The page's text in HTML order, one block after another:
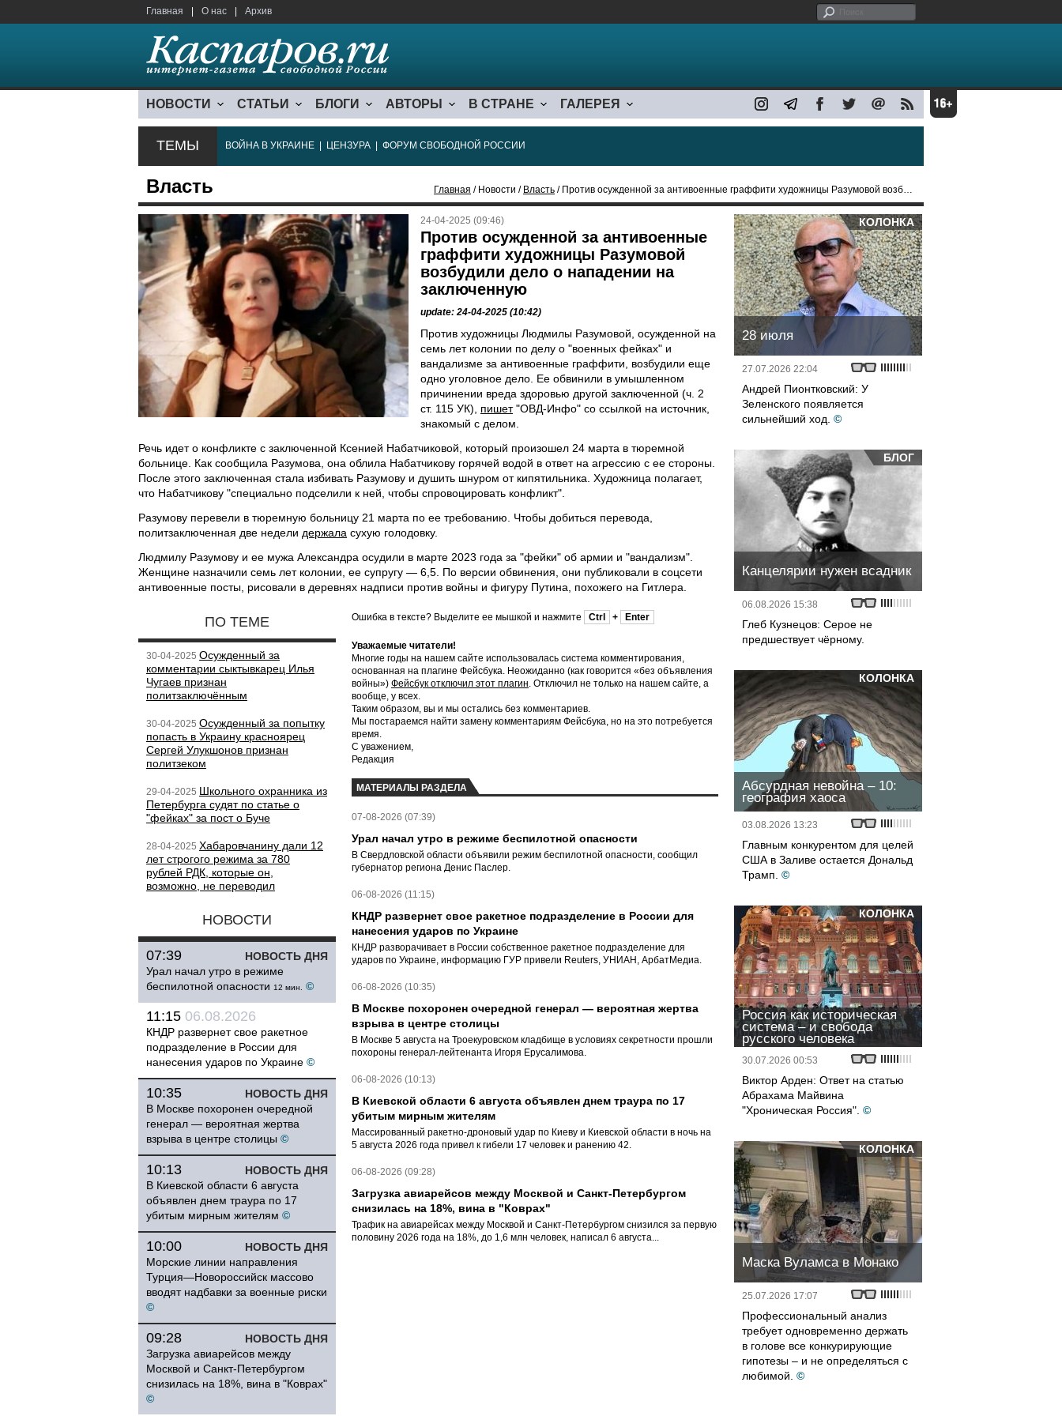
Главная О нас Архив
НОВОСТИ СТАТЬИ БЛОГИ АВТОРЫ В СТРАНЕ ГАЛЕРЕЯ
ТЕМЫ ВОЙНА В УКРАИНЕ ЦЕНЗУРА ФОРУМ СВОБОДНОЙ РОССИИ
Власть Главная / Новости / Власть / Против осужденной за антивоенные граффити художницы Разумовой возбудили дело о нападении на заключенную
24-04-2025 (09:46)
Против осужденной за антивоенные
граффити художницы Разумовой
возбудили дело о нападении на
заключенную
update: 24-04-2025 (10:42)
Против художницы Людмилы Разумовой, осужденной на
семь лет колонии по делу о "военных фейках" и
вандализме за антивоенные граффити, возбудили еще
одно уголовное дело. Ее обвинили в умышленном
причинении вреда здоровью другой заключенной (ч. 2
ст. 115 УК), пишет"ОВД-Инфо" со ссылкой на источник,
знакомый с делом.
Речь идет о конфликте с заключенной Ксенией Набатчиковой, который произошел 24 марта в тюремной
больнице. Как сообщила Разумова, она облила Набатчикову горячей водой в ответ на агрессию с ее стороны.
После этого заключенная стала избивать Разумову и душить шнуром от кипятильника. Художница полагает,
что Набатчикову "специально подселили к ней, чтобы спровоцировать конфликт".
Разумову перевели в тюремную больницу 21 марта по ее требованию. Чтобы добиться перевода,
политзаключенная две недели держала сухую голодовку.
Людмилу Разумову и ее мужа Александра осудили в марте 2023 года за "фейки" об армии и "вандализм".
Женщине назначили семь лет колонии, ее супругу — 6,5. По версии обвинения, они публиковали в соцсети
антивоенные посты, рисовали в деревнях надписи против войны и фигуру Путина, похожего на Гитлера.
ПО ТЕМЕ
30-04-2025 Осужденный за
комментарии сыктывкарец Илья
Чугаев признан
политзаключённым
30-04-2025 Осужденный за попытку
попасть в Украину красноярец
Сергей Улукшонов признан
политзеком
29-04-2025 Школьного охранника из
Петербурга судят по статье о
"фейках" за пост о Буче
28-04-2025 Хабаровчанину дали 12
лет строгого режима за 780
рублей РДК, которые он,
возможно, не переводил
НОВОСТИ
НОВОСТЬ ДНЯ
07:39
Урал начал утро в режиме
беспилотной опасности 12 мин. ©
11:15 06.08.2026
КНДР развернет свое ракетное
подразделение в России для
нанесения ударов по Украине ©
НОВОСТЬ ДНЯ
10:35
В Москве похоронен очередной
генерал — вероятная жертва
взрыва в центре столицы ©
НОВОСТЬ ДНЯ
10:13
В Киевской области 6 августа
объявлен днем траура по 17
убитым мирным жителям ©
НОВОСТЬ ДНЯ
10:00
Морские линии направления
Турция—Новороссийск массово
вводят надбавки за военные риски
©
НОВОСТЬ ДНЯ
09:28
Загрузка авиарейсов между
Москвой и Санкт-Петербургом
снизилась на 18%, вина в "Коврах"
©
Ошибка в тексте? Выделите ее мышкой и нажмите Ctrl + Enter
Уважаемые читатели!
Многие годы на нашем сайте использовалась система комментирования,
основанная на плагине Фейсбука. Неожиданно (как говорится «без объявления
войны») Фейсбук отключил этот плагин. Отключил не только на нашем сайте, а
вообще, у всех.
Таким образом, вы и мы остались без комментариев.
Мы постараемся найти замену комментариям Фейсбука, но на это потребуется
время.
С уважением,
Редакция
МАТЕРИАЛЫ РАЗДЕЛА
07-08-2026 (07:39)
Урал начал утро в режиме беспилотной опасности
В Свердловской области объявили режим беспилотной опасности, сообщил
губернатор региона Денис Паслер.
06-08-2026 (11:15)
КНДР развернет свое ракетное подразделение в России для
нанесения ударов по Украине
КНДР разворачивает в России собственное ракетное подразделение для
ударов по Украине, информацию ГУР привели Reuters, УНИАН, АрбатМедиа.
06-08-2026 (10:35)
В Москве похоронен очередной генерал — вероятная жертва
взрыва в центре столицы
В Москве 5 августа на Троекуровском кладбище в условиях секретности прошли
похороны генерал-лейтенанта Игоря Ерусалимова.
06-08-2026 (10:13)
В Киевской области 6 августа объявлен днем траура по 17
убитым мирным жителям
Массированный ракетно-дроновый удар по Киеву и Киевской области в ночь на
5 августа 2026 года привел к гибели 17 человек и ранению 42.
06-08-2026 (09:28)
Загрузка авиарейсов между Москвой и Санкт-Петербургом
снизилась на 18%, вина в "Коврах"
Трафик на авиарейсах между Москвой и Санкт-Петербургом снизился за первую
половину 2026 года на 18%, до 1,6 млн человек, написал 6 августа...
КОЛОНКА
28 июля
27.07.2026 22:04
Андрей Пионтковский: У
Зеленского появляется
сильнейший ход. ©
БЛОГ
Канцелярии нужен всадник
06.08.2026 15:38
Глеб Кузнецов: Серое не
предшествует чёрному.
КОЛОНКА
Абсурдная невойна – 10:
география хаоса
03.08.2026 13:23
Главным конкурентом для целей
США в Заливе остается Дональд
Трамп. ©
КОЛОНКА
Россия как историческая
система – и свобода
русского человека
30.07.2026 00:53
Виктор Арден: Ответ на статью
Абрахама Майвина
"Хроническая Россия". ©
КОЛОНКА
Маска Вуламса в Монако
25.07.2026 17:07
Профессиональный анализ
требует одновременно держать
в голове все конкурирующие
гипотезы – и не определяться с
любимой. ©